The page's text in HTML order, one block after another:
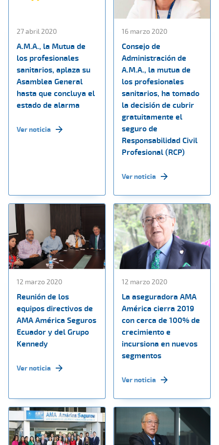
27 abril 2020
A.M.A., la Mutua de
los profesionales
sanitarios, aplaza su
Asamblea General
hasta que concluya el
estado de alarma
Ver noticia
16 marzo 2020
Consejo de
Administración de
A.M.A., la mutua de
los profesionales
sanitarios, ha tomado
la decisión de cubrir
gratuitamente el
seguro de
Responsabilidad Civil
Profesional (RCP)
Ver noticia
12 marzo 2020
Reunión de los
equipos directivos de
AMA América Seguros
Ecuador y del Grupo
Kennedy
Ver noticia
12 marzo 2020
La aseguradora AMA
América cierra 2019
con cerca de 100% de
crecimiento e
incursiona en nuevos
segmentos
Ver noticia